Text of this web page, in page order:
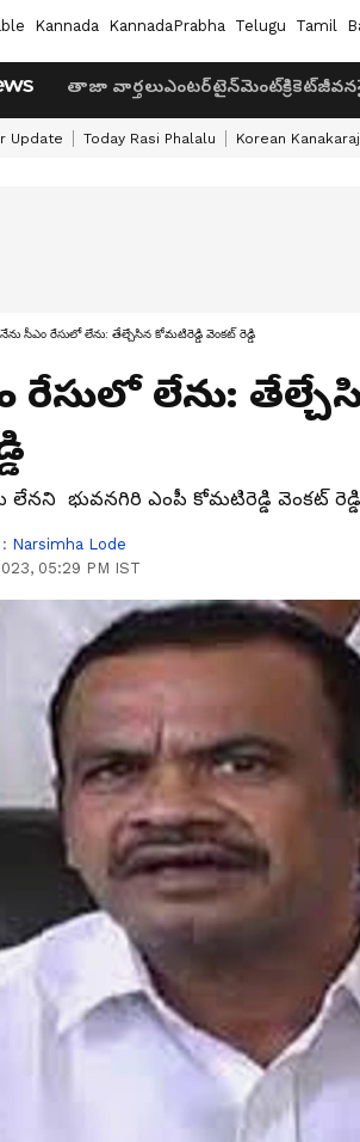
Kannada KannadaPrabha Telugu Tamil
తాజా వార్తలుఎంటర్‌టైన్‌మెంట్క్రికెట్
Update Today Rasi Phalalu Korean
నేను సీఎం రేసులో లేను: తేల్చేసిన కోమటిరెడ్డి వెంకట్ రెడ్డి
రేసులో లేను:
భువనగిరి ఎంపీ కోమటిరెడ్డి వెంకట్
Narsimha Lode
05:29 PM IST